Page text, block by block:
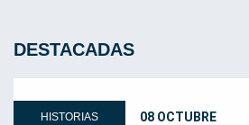
DESTACADAS
HISTORIAS 08 OCTUBRE